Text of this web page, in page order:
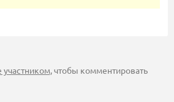
участником, чтобы комментировать